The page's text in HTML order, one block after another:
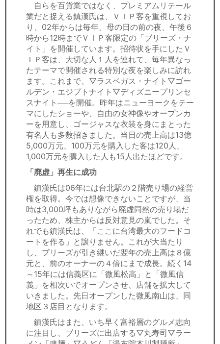
自らを百貨業ではなく、プレミアムリテール
業だと捉える鎮漢氏は、ＶＩＰ客を重視してお
り、02年からは毎年、母の日の前の夜、午後６
時から12時までＶＩＰ客限定の「ブリーズ・ナ
イト」を開催しています。招待状を手にしたＶ
ＩＰ客は、大切な人１人を連れて、毎年異なっ
たテーマで開催される特別な夜を楽しみに訪れ
ます。これまで、▽ラスベガス・ナイト▽ゴー
ルデン・エジプトナイト▽ディズニープリンセ
スナイト──を開催。昨年はニューヨークをテー
マにしたショーや、自由の女神像やオープンカ
ーを用意し、ゴージャスな衣装を身にまとった
有名人も多数招きました。当日の売上高は13億
5,000万元、100万元を購入した客は120人、
1,000万元を購入した人も15人出たほどです。
「廃虚」再生に成功
鎮漢氏は06年には台北駅の２階売り場の経営
権を取得。今では想像できないことですが、当
時は3,000坪もありながら廃虚同然の売り場だ
ったため、株主からは反対意見の嵐でした。そ
れでも鎮漢氏は、「ここに台湾最大のフードコ
ートを作る」と譲りません。これが大当たり
し、ブリーズが引き継いだ翌年の売上高は８億
元と、前のオーナーの４倍にまで成長。続く14
～15年には信義区に「微風松高」と「微風信
義」を相次いでオープンさせ、店舗を拡大して
いきました。先日オープンした微風南山は、同
地区３店目となります。
鎮漢氏はまた、いち早く富裕層のグルメ志向
に注目し、ブリーズに出店する▽丸寿司▽ラー